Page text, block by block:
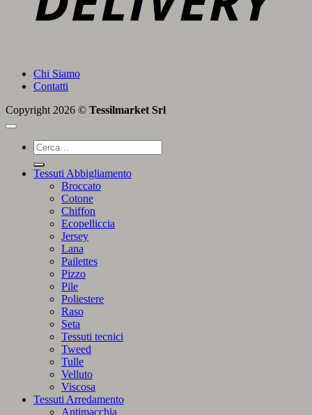
Chi Siamo
Contatti
Copyright 2026 © Tessilmarket Srl
Cerca:
Tessuti Abbigliamento
Broccato
Cotone
Chiffon
Ecopelliccia
Jersey
Lana
Pailettes
Pizzo
Pile
Poliestere
Raso
Seta
Tessuti tecnici
Tweed
Tulle
Velluto
Viscosa
Tessuti Arredamento
Antimacchia